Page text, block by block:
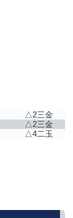
△2三金
△2三金
△4二玉